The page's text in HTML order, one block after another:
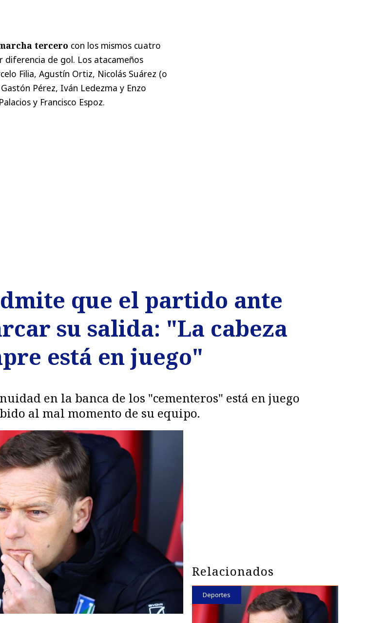
tercero con los mismos cuatro
de gol. Los atacameños
Filia, Agustín Ortiz, Nicolás Suárez (o
Pérez, Iván Ledezma y Enzo
y Francisco Espoz.
que el partido ante
su salida: "La cabeza
está en juego"
en la banca de los "cementeros" está en juego
al mal momento de su equipo.
Relacionados
Deportes